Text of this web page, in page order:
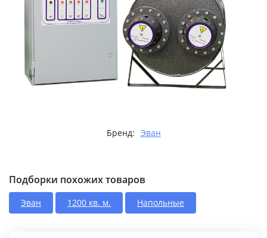
Бренд: Эван
Подборки похожих товаров
Эван 1200 кв. м. Напольные